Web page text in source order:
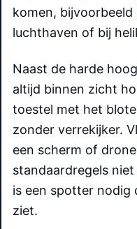
komen,
luchthaven of bij
Naast de harde
altijd binnen zicht
toestel met het
zonder verrekijker.
een scherm of
standaardregels
is een spotter nodig
ziet.